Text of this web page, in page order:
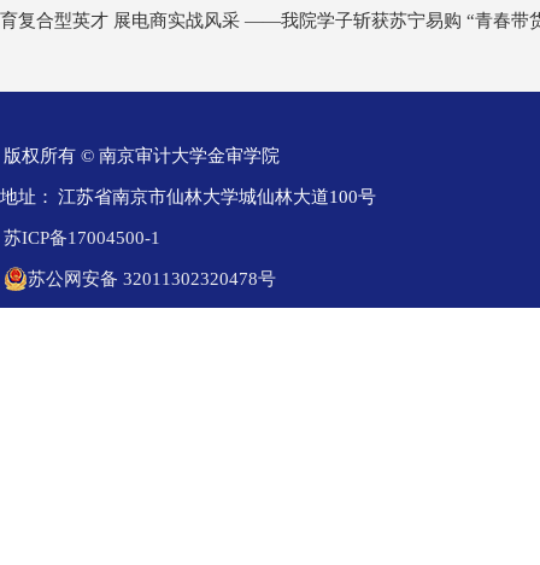
育复合型英才 展电商实战风采 ——我院学子斩获苏宁易购 “青春带
版权所有 © 南京审计大学金审学院
地址： 江苏省南京市仙林大学城仙林大道100号
苏ICP备17004500-1
苏公网安备 32011302320478号